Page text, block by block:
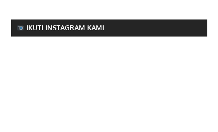
IKUTI INSTAGRAM KAMI